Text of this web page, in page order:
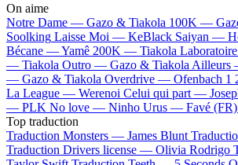
On aime
Notre Dame — Gazo & Tiakola 100K —
Soolking Laisse Moi — KeBlack Saiyan —
Bécane —Yamê 200K — Tiakola
— Tiakola Outro — Gazo & Tiakola Ailleurs
— Gazo & Tiakola Overdrive — Ofenbach 1
La League — Werenoi Celui qui part —
— PLK No love — Ninho Urus — Favé (FR)
Top traduction
Traduction Monsters — James Blunt
Traduction Drivers license — Olivia Rodrigo